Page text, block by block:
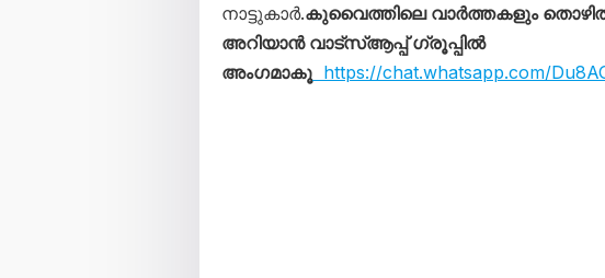
നാട്ടുകാർ.കുവൈത്തിലെ വാർത്തകളും
അറിയാൻ വാട്സ്ആപ്പ് ഗ്രൂപ്പിൽ
അംഗമാകൂ https://chat.whatsapp.com/